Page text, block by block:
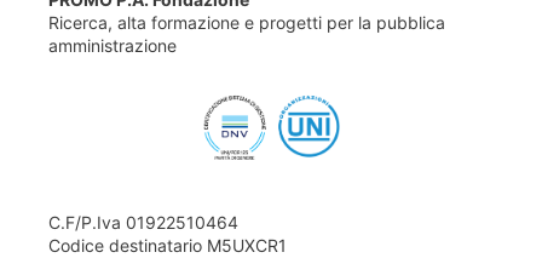
Ricerca, alta formazione e progetti per la pubblica
amministrazione
C.F/P.Iva 01922510464
Codice destinatario M5UXCR1